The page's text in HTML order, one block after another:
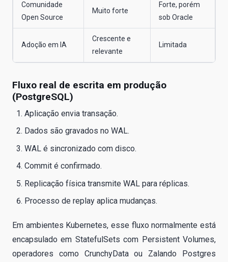
Comunidade
Open Source
Muito forte
Forte, porém
sob Oracle
Adoção em IA
Crescente e
relevante
Limitada
Fluxo real de escrita em produção
(PostgreSQL)
Aplicação envia transação.
Dados são gravados no WAL.
WAL é sincronizado com disco.
Commit é confirmado.
Replicação física transmite WAL para réplicas.
Processo de replay aplica mudanças.
Em ambientes Kubernetes, esse fluxo normalmente está
encapsulado em StatefulSets com Persistent Volumes,
operadores como CrunchyData ou Zalando Postgres